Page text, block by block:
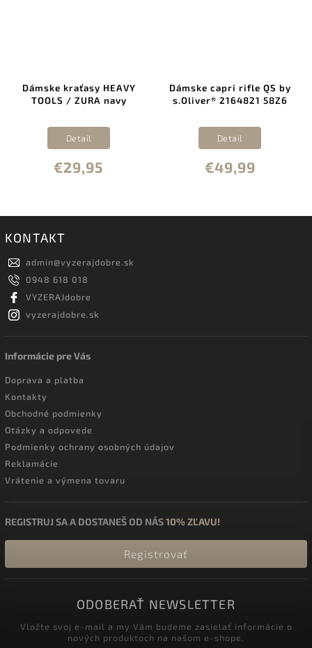
Dámske kraťasy HEAVY
TOOLS / ZURA navy
€29,95
Detail
Dámske capri rifle QS by
s.Oliver® 2164821 58Z6
€49,99
Detail
KONTAKT
admin@vyzerajdobre.sk
0948 618 018
VYZERAJdobre
vyzerajdobre.sk
Informácie pre Vás
Doprava a platba
Kontakty
Obchodné podmienky
Otázky a odpovede
Podmienky ochrany osobných údajov
Reklamácie
Vrátenie a výmena tovaru
REGISTRUJ SA A DOSTANEŠ OD NÁS10% ZĽAVU!
Registrovať
ODOBERAŤ NEWSLETTER
Vložte svoj e-mail a my Vám budeme zasielať informácie o
nových produktoch na našom e-shope.